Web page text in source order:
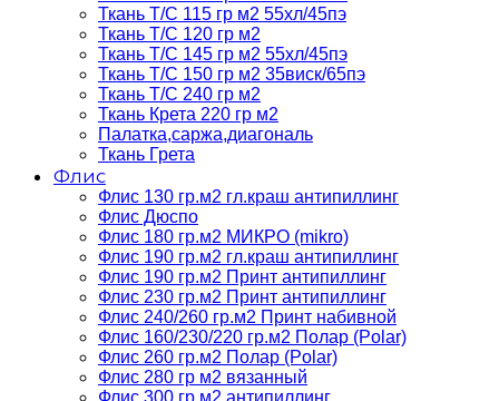
Ткань Т/C 115 гр м2 55хл/45пэ
Ткань Т/C 120 гр м2
Ткань Т/C 145 гр м2 55хл/45пэ
Ткань Т/C 150 гр м2 35виск/65пэ
Ткань Т/C 240 гр м2
Ткань Крета 220 гр м2
Палатка,саржа,диагональ
Ткань Грета
Флис
Флис 130 гр.м2 гл.краш антипиллинг
Флис Дюспо
Флис 180 гр.м2 МИКРО (mikro)
Флис 190 гр.м2 гл.краш антипиллинг
Флис 190 гр.м2 Принт антипиллинг
Флис 230 гр.м2 Принт антипиллинг
Флис 240/260 гр.м2 Принт набивной
Флис 160/230/220 гр.м2 Полар (Polar)
Флис 260 гр.м2 Полар (Polar)
Флис 280 гр м2 вязанный
Флис 300 гр.м2 антипиллинг